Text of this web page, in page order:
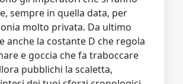
sempre in quella data, per
molto privata. Da ultimo
anche la costante D che regola
e goccia che fa traboccare
pubblichi la scaletta,